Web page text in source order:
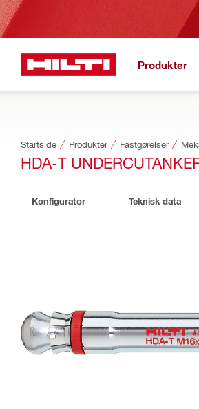
Produkter
Startside Produkter Fastgørelser
HDA-T
Konfigurator Teknisk data